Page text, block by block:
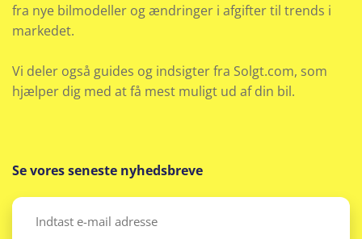
Nøglefri døre
Parkeringssensor for/bag
Regnsensor
fra nye bilmodeller og ændringer i afgifter til trends i
markedet.
Vi deler også guides og indsigter fra Solgt.com, som
hjælper dig med at få mest muligt ud af din bil.
Se vores seneste nyhedsbreve
Email